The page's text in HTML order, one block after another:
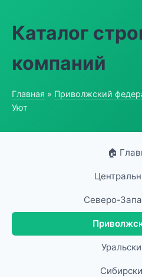
Каталог
компаний
Главная » Приволжский
Уют
🏠
Северо-